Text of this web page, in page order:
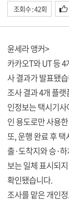
조회수 : 42회
윤세라 앵커>
카카오T와 UT 등
사 결과가 발표됐
조사 결과 4개 플
인정보는 택시기
인 용도로만 사용
또, 운행 완료 후
출·도착지와 승·
보는 일체 표시되
확인됐습니다.
조사를 맡은 개인